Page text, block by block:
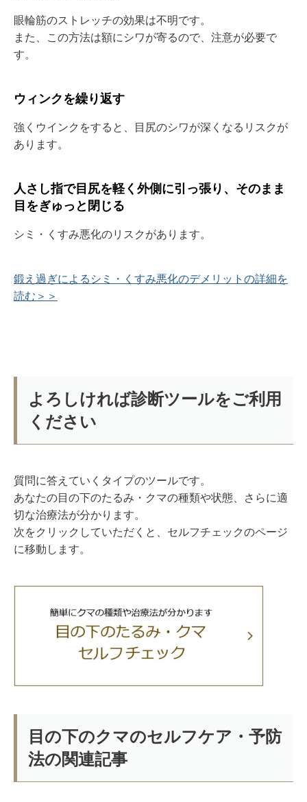
眼輪筋のストレッチの効果は不明です。
また、この方法は額にシワが寄るので、注意が必要で
す。
ウィンクを繰り返す
強くウインクをすると、目尻のシワが深くなるリスクが
あります。
人さし指で目尻を軽く外側に引っ張り、そのまま
目をぎゅっと閉じる
シミ・くすみ悪化のリスクがあります。
鍛え過ぎによるシミ・くすみ悪化のデメリットの詳細を
読む＞＞
よろしければ診断ツールをご利用
ください
質問に答えていくタイプのツールです。
あなたの目の下のたるみ・クマの種類や状態、さらに適
切な治療法が分かります。
次をクリックしていただくと、セルフチェックのページ
に移動します。
目の下のクマのセルフケア・予防
法の関連記事